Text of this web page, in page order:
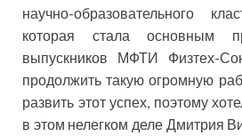
научно-образовательного
которая стала основным
выпускников МФТИ Физтех-
продолжить такую огромную
развить этот успех, поэтому
в этом нелегком деле Дмитрия